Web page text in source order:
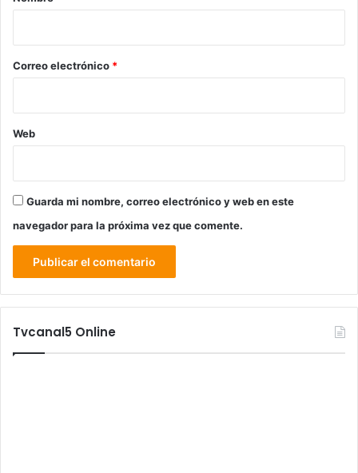
*
Correo electrónico *
Web
Guarda mi nombre, correo electrónico y web en este
navegador para la próxima vez que comente.
Tvcanal5 Online